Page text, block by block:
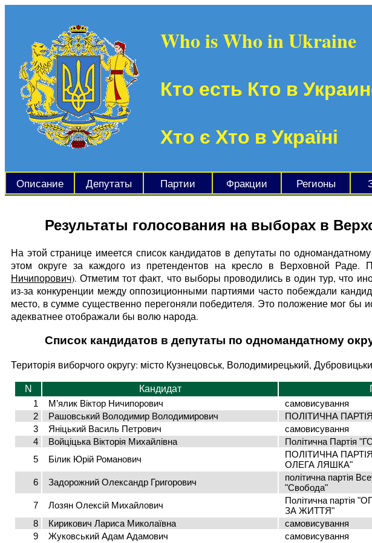
Who is Who in Ukraine
Кто есть Кто в
Хто є Хто в Україні
Описание Депутаты Партии Фракции Регионы
Результаты голосования на выборах в
На этой странице имеется список кандидатов в депутаты по
этом округе за каждого из претендентов на кресло в Верховной Раде.
Ничипорович). Отметим тот факт, что выборы проводились в один тур, что
из-за конкуренции между оппозиционными партиями часто побеждали
место, в сумме существенно перегоняли победителя. Это положение мог бы
адекватнее отображали бы волю народа.
Список кандидатов в депутаты по одномандатному
Територія виборчого округу: місто Кузнецовськ, Володимирецький,
N Кандидат
1
М’ялик Віктор Ничипорович самовисування
2
Рашовський Володимир Володимирович ПОЛІТИЧНА
3
Яніцький Василь Петрович самовисування
4
Войціцька Вікторія Михайлівна Політична Партія
5
Білик Юрій Романович
ПОЛІТИЧНА
ОЛЕГА ЛЯШКА"
6 Задорожний Олександр Григорович
політична партія
"Свобода"
7 Лозян Олексій Михайлович
Політична
ЗА ЖИТТЯ"
8
Кирикович Лариса Миколаївна самовисування
9
Жуковський Адам Адамович самовисування